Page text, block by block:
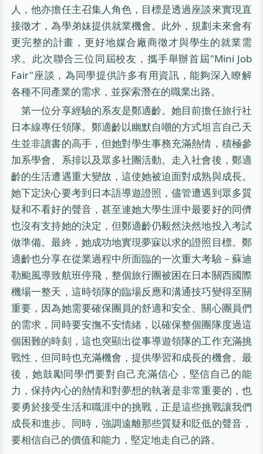
人，他亦擔任主召集人角色，目標是透過座談來實現直
接徵才，為學弟妹提供就業機會。此外，規劃未來會有
更完整的計畫，更好地媒合廠商徵才與學生的就業需
求。此次聯合三位同屆校友，攜手舉辦首屆"Mini Job
Fair"座談，為同學提供許多有用資訊，能夠深入瞭解
各種不同產業的需求，並探索潛在的職業出路。
第一位分享經驗的系友是鄭適齡。她目前擔任旅行社
日本線專任領隊。鄭適齡以幽默自嘲的方式坦言自己天
生並非讀書的高手，但她對學生事務充滿熱情，積極參
加系學會、系排以及眾多社團活動。走入社會後，鄭適
齡的生活遭遇重大變故，這使她被迫面對成熟與成長。
她下定決心要考到日本語導遊證照，儘管遭遇到眾多質
疑和不看好的聲音，甚至連她大學生涯中最要好的同儕
也沒有支持她的決定，但鄭適齡仍毅然決然地投入考試
做準備。最終，她成功地實現夢寐以求的證照目標。鄭
適齡也分享在從業過程中所面臨的一次重大考驗－蘇迪
勒颱風導致航班停飛，整個旅行團被困在日本關西國際
機場一整天，這時領隊的臨場反應和溝通技巧變得至關
重要，因為她需要確保團員的舒適和安全、關心團員們
的需求，同時要安撫不安情緒，以確保整個團隊度過這
個困難的時刻，這也突顯出從事導遊領隊的工作充滿挑
戰性，但同時也充滿機會，提供學習和成長的機會。最
後，她鼓勵同學們要對自己充滿信心，堅信自己的能
力，保持內心的熱情和對夢想的執著是非常重要的，也
要勇於接受生活和職涯中的挑戰，正是這些挑戰讓我們
成長和進步。同時，強調遠離那些質疑和貶低的聲音，
要相信自己的價值和能力，堅定地走自己的路。